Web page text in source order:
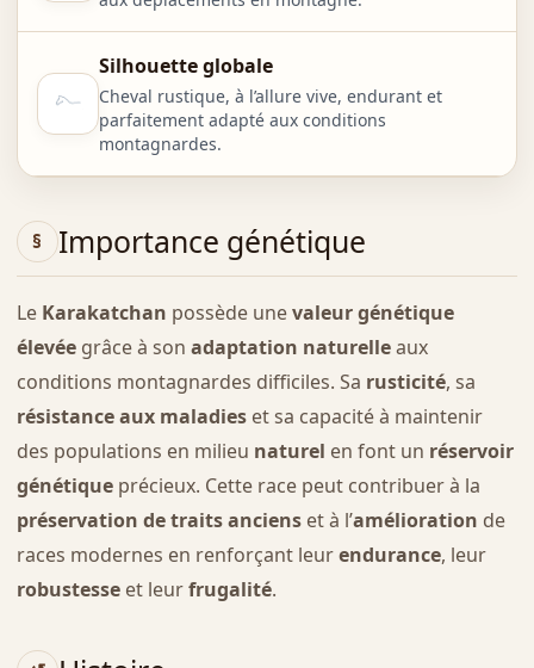
Silhouette globale
Cheval rustique, à l’allure vive, endurant et
parfaitement adapté aux conditions
montagnardes.
Importance génétique
Le Karakatchan possède unevaleur génétique
élevéegrâce à son adaptation naturelleaux
conditions montagnardes difficiles. Sa rusticité, sa
résistance aux maladieset sa capacité à maintenir
des populations en milieu naturel en font un réservoir
génétiqueprécieux. Cette race peut contribuer à la
préservation de traits ancienset à l’amélioration de
races modernes en renforçant leurendurance, leur
robustesseet leurfrugalité.